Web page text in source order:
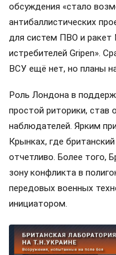
обсуждения «стало
антибаллистических
для систем ПВО и ракет
истребителей Gripen».
ВСУ ещё нет, но планы
Роль Лондона в
простой риторики, став
наблюдателей. Ярким
Крынках, где
отчетливо. Более того,
зону конфликта в
передовых военных
инициатором.